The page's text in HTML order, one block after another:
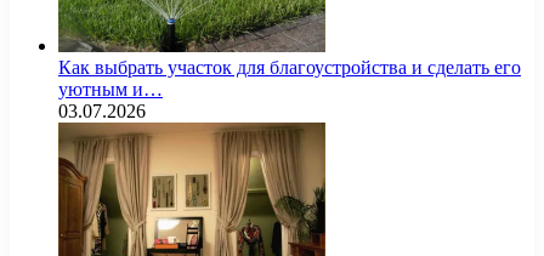
Как выбрать участок для благоустройства и сделать его
уютным и…
03.07.2026